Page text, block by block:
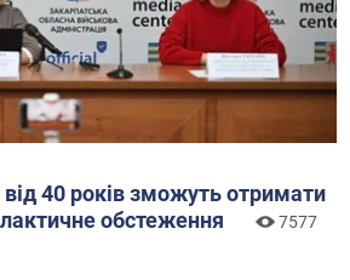
від 40 років зможуть отримати
обстеження
7577